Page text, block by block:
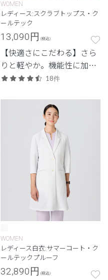
WOMEN
レディース:スクラブトップス・ク
ールテック
13,090円 (税込)
【快適さにこだわる】さら
りと軽やか。機能性に加
え、見た目のスマートさも
18件
WOMEN
レディース白衣:サマーコート・ク
ールテックプルーフ
32,890円 (税込)